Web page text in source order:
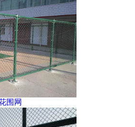
围网